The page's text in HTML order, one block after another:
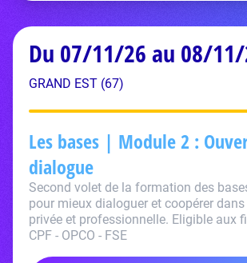
Du 07/11/26 au 08/
GRAND EST (67)
Les bases | Module 2 :
dialogue
Second volet de la formation des
pour mieux dialoguer et coopérer
privée et professionnelle. Eligible aux
CPF - OPCO - FSE